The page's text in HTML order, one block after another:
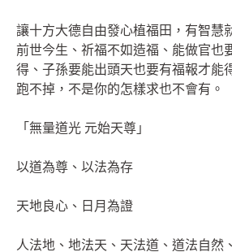
讓十方大德自由發心植福田，有智慧
前世今生、祈福不如造福、能做官也
得、子孫要能出頭天也要有福報才能
跑不掉，不是你的怎樣求也不會有。
「無量道光 元始天尊」
以道為尊、以法為存
天地良心、日月為證
人法地、地法天、天法道、道法自然、